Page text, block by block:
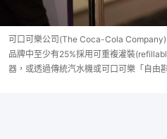
可口可樂公司(The Coca-Cola
品牌中至少有25%採用可重複灌裝
器，或透過傳統汽水機或可口可樂「自由